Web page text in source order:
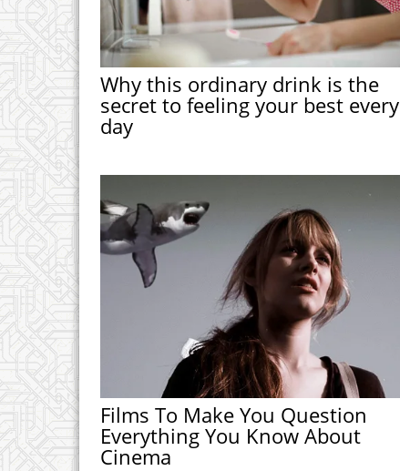
Why this ordinary drink is the
secret to feeling your best every
day
Films To Make You Question
Everything You Know About
Cinema